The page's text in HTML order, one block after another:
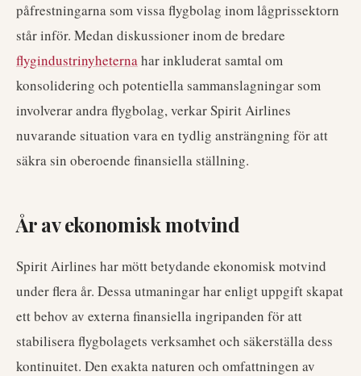
påfrestningarna som vissa flygbolag inom lågprissektorn
står inför. Medan diskussioner inom de bredare
flygindustrinyheternahar inkluderat samtal om
konsolidering och potentiella sammanslagningar som
involverar andra flygbolag, verkar Spirit Airlines
nuvarande situation vara en tydlig ansträngning för att
säkra sin oberoende finansiella ställning.
År av ekonomisk motvind
Spirit Airlines har mött betydande ekonomisk motvind
under flera år. Dessa utmaningar har enligt uppgift skapat
ett behov av externa finansiella ingripanden för att
stabilisera flygbolagets verksamhet och säkerställa dess
kontinuitet. Den exakta naturen och omfattningen av